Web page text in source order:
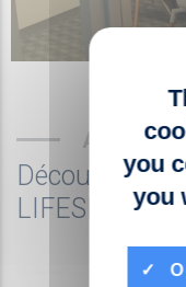
Découvrez
LIFESIZE -
you
you